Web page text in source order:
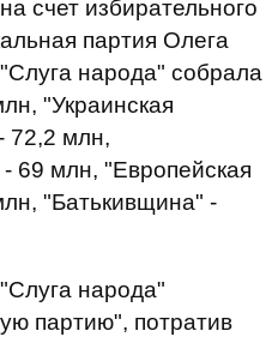
счет избирательного
партия Олега
народа" собрала
"Украинская
72,2 млн,
69 млн, "Европейская
"Батькивщина" -
народа"
партию", потратив